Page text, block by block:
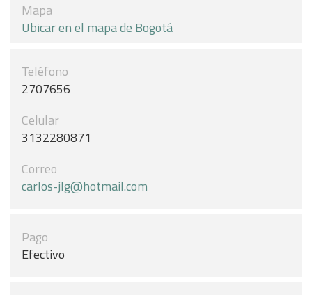
Mapa
Ubicar en el mapa de Bogotá
Teléfono
2707656
Celular
3132280871
Correo
carlos-jlg@hotmail.com
Pago
Efectivo